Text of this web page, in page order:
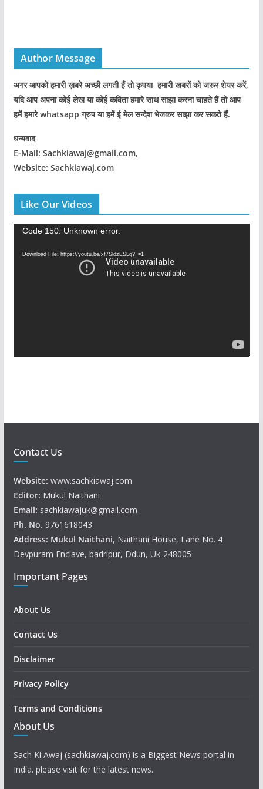
Author Message
अगर आपको हमारी ख़बरे अच्छी लगती हैं तो कृपया हमारी खबरों को जरूर शेयर करें,
यदि आप अपना कोई लेख या कोई कविता हमारे साथ साझा करना चाहते हैं तो आप
हमें हमारे whatsapp ग्रुप या हमें ई मेल सन्देश भेजकर साझा कर सकते हैं.
धन्यवाद
E-Mail: Sachkiawaj@gmail.com,
Website: Sachkiawaj.com
Like Our Videos
Code 150: Unknown error.
Download File: https://youtu.be/xf7SldzESLg?_=1
Contact Us
Website: www.sachkiawaj.com
Editor: Mukul Naithani
Email: sachkiawajuk@gmail.com
Ph. No. 9761618043
Address: Mukul Naithani, Naithani House, Lane No. 4
Devpuram Enclave, badripur, Ddun, Uk-248005
Important Pages
About Us
Contact Us
Disclaimer
Privacy Policy
Terms and Conditions
About Us
Sach Ki Awaj (sachkiawaj.com) is a Biggest News portal in
India. please visit for the latest news.